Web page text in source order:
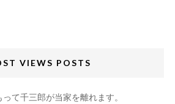
VIEWS POSTS
て千三郎が当家を離れます。